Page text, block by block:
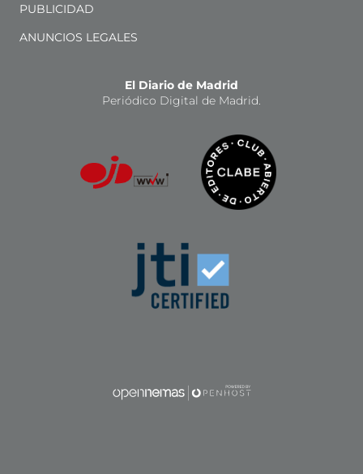
PUBLICIDAD
ANUNCIOS LEGALES
El Diario de Madrid
Periódico Digital de Madrid.